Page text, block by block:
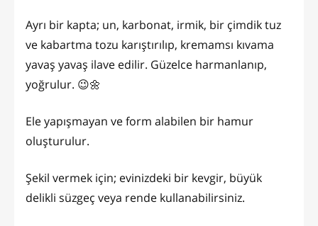
Ayrı bir kapta; un, karbonat, irmik, bir çimdik tuz
ve kabartma tozu karıştırılıp, kremamsı kıvama
yavaş yavaş ilave edilir. Güzelce harmanlanıp,
yoğrulur. 😉🌼
Ele yapışmayan ve form alabilen bir hamur
oluşturulur.
Şekil vermek için; evinizdeki bir kevgir, büyük
delikli süzgeç veya rende kullanabilirsiniz.